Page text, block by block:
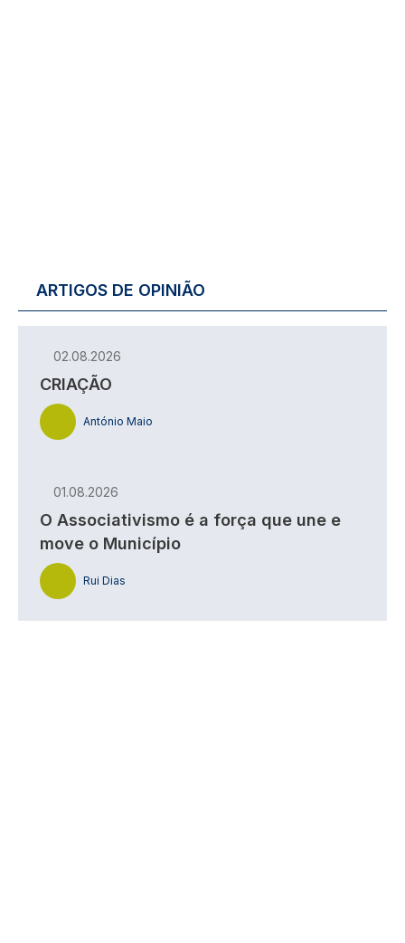
ARTIGOS DE OPINIÃO
02.08.2026
CRIAÇÃO
António Maio
01.08.2026
O Associativismo é a força que une e
move o Município
Rui Dias